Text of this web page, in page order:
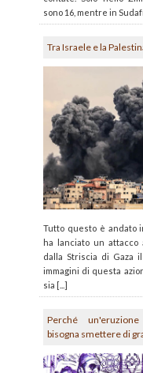
sono 16, mentre in
Tra Israele e la
Tutto questo è andato
ha lanciato un
dalla Striscia di Gaza
immagini di questa
sia [...]
Perché
bisogna smettere di